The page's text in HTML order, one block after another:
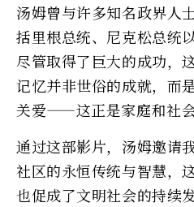
汤姆曾与许多知名政界人
括里根总统、尼克松总统
尽管取得了巨大的成功，
记忆并非世俗的成就，而
关爱——这正是家庭和社会
通过这部影片，汤姆邀请
社区的永恒传统与智慧，
也促成了文明社会的持续